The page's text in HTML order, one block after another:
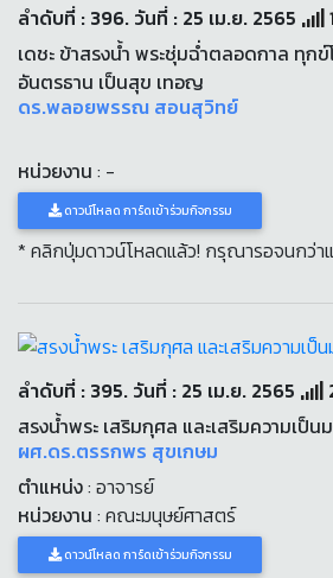
ลำดับที่ : 396. วันที่ : 25 เม.ย. 2565
เดชะ ข้าสรงน้ำ พระชุ่มฉ่ำตลอดกาล ทุก
อันตรธาน เป็นสุข เทอญ
ดร.พลอยพรรณ สอนสุวิทย์
หน่วยงาน : -
ดาวน์โหลด การ์ดเข้าร่วมกิจกรรม
* คลิกปุ่มดาวน์โหลดแล้ว! กรุณารอจนกว่า
ลำดับที่ : 395. วันที่ : 25 เม.ย. 2565
สรงน้ำพระ เสริมกุศล และเสริมความเป็
ผศ.ดร.ตรรกพร สุขเกษม
ตำแหน่ง: อาจารย์
หน่วยงาน : คณะมนุษย์ศาสตร์
ดาวน์โหลด การ์ดเข้าร่วมกิจกรรม